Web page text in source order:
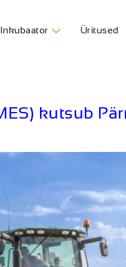
Inkubaator Üritused
kutsub